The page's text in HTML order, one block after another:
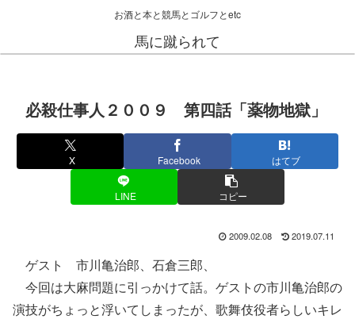
お酒と本と競馬とゴルフとetc
馬に蹴られて
必殺仕事人２００９ 第四話「薬物地獄」
X Facebook はてブ
LINE コピー
2009.02.08 2019.07.11
ゲスト 市川亀治郎、石倉三郎、
今回は大麻問題に引っかけて話。ゲストの市川亀治郎の
演技がちょっと浮いてしまったが、歌舞伎役者らしいキレ